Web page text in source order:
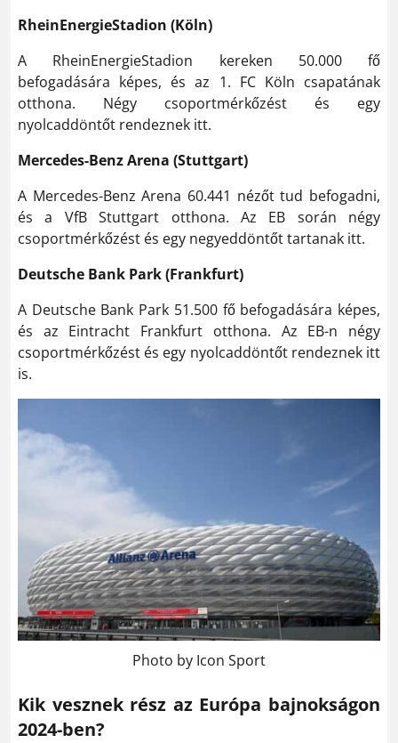
RheinEnergieStadion (Köln)
A RheinEnergieStadion kereken 50.000 fő
befogadására képes, és az 1. FC Köln csapatának
otthona. Négy csoportmérkőzést és egy
nyolcaddöntőt rendeznek itt.
Mercedes-Benz Arena (Stuttgart)
A Mercedes-Benz Arena 60.441 nézőt tud befogadni,
és a VfB Stuttgart otthona. Az EB során négy
csoportmérkőzést és egy negyeddöntőt tartanak itt.
Deutsche Bank Park (Frankfurt)
A Deutsche Bank Park 51.500 fő befogadására képes,
és az Eintracht Frankfurt otthona. Az EB-n négy
csoportmérkőzést és egy nyolcaddöntőt rendeznek itt
is.
Photo by Icon Sport
Kik vesznek rész az Európa bajnokságon
2024-ben?